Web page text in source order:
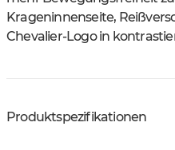
Krageninnenseite,
Chevalier-Logo in
Produktspezifikationen